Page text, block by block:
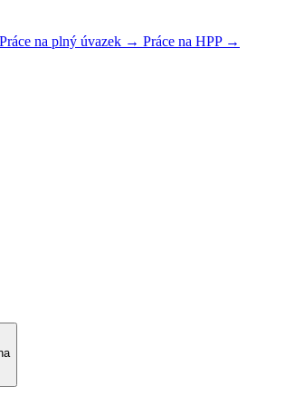
Práce na plný úvazek → Práce na HPP →